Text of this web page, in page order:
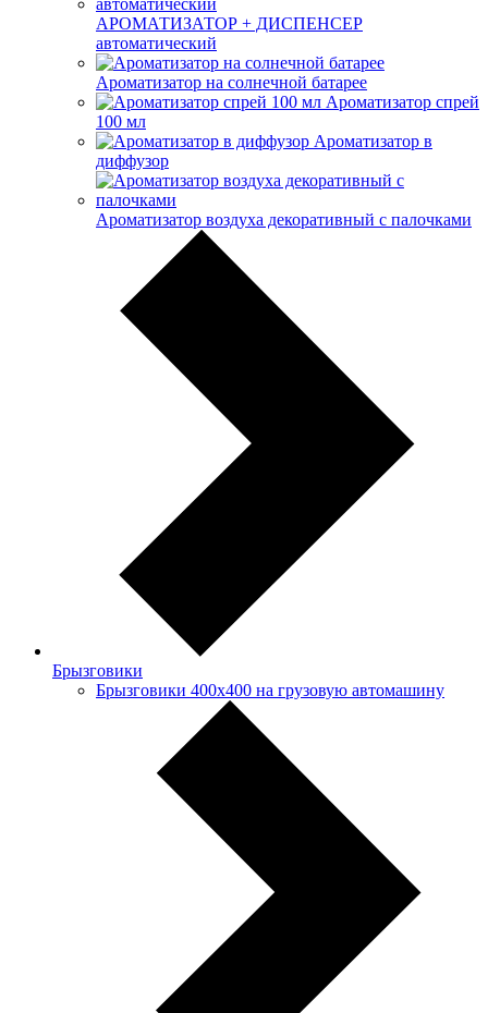
АРОМАТИЗАТОР + ДИСПЕНСЕР
автоматический
Ароматизатор на солнечной батарее
Ароматизатор спрей
100 мл
Ароматизатор в
диффузор
Ароматизатор воздуха декоративный с палочками
Брызговики
Брызговики 400х400 на грузовую автомашину